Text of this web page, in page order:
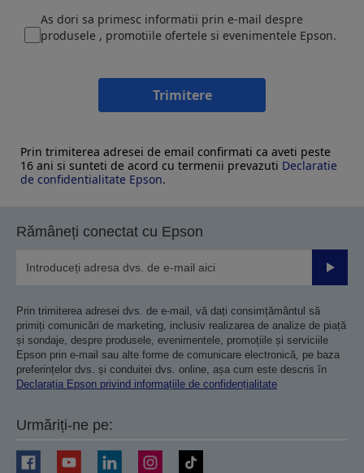
As dori sa primesc informatii prin e-mail despre
produsele , promotiile ofertele si evenimentele Epson.
Trimitere
Prin trimiterea adresei de email confirmati ca aveti peste
16 ani si sunteti de acord cu termenii prevazuti Declaratie
de confidentialitate Epson.
Rămâneți conectat cu Epson
Prin trimiterea adresei dvs. de e-mail, vă dați consimțământul să
primiți comunicări de marketing, inclusiv realizarea de analize de piață
și sondaje, despre produsele, evenimentele, promoțiile și serviciile
Epson prin e-mail sau alte forme de comunicare electronică, pe baza
preferințelor dvs. și conduitei dvs. online, așa cum este descris în
Declarația Epson privind informațiile de confidențialitate
Urmăriți-ne pe: